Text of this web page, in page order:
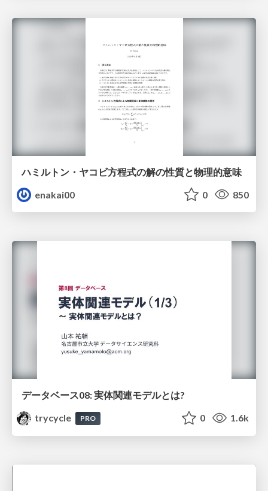
ハミルトン・ヤコビ方程式の解の性質と物理的意味
enakai00
0 850
データベース08: 実体関連モデルとは?
trycycle
PRO 0 1.6k